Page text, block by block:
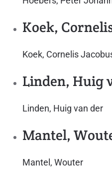
Koek,
Koek, Cornelis
Linden, Huig
Linden, Huig van der
Mantel,
Mantel, Wouter